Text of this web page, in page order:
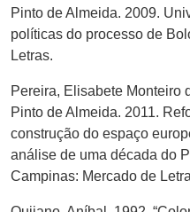
Pinto de Almeida. 2009.
políticas do processo de
Letras.
Pereira, Elisabete Monteiro
Pinto de Almeida. 2011.
construção do espaço
análise de uma década do
Campinas: Mercado de